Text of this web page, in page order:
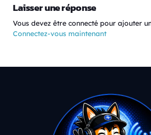
Laisser une réponse
Vous devez être connecté pour ajouter
Connectez-vous maintenant